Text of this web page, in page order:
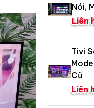
Nói,
Liên
Tivi
Cũ
Liên